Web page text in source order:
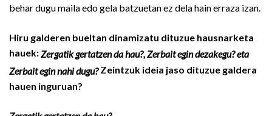
behar dugu maila edo gela batzuetan ez dela hain erraza izan.
Hiru galderen bueltan dinamizatu dituzue hausnarketa
hauek:Zergatik gertatzen da hau?, Zerbait egin dezakegu? eta
Zerbait egin nahi dugu?Zeintzuk ideia jaso dituzue galdera
hauen inguruan?